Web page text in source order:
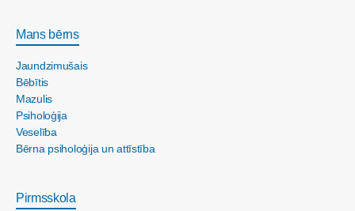
Mans bērns
Jaundzimušais
Bēbītis
Mazulis
Psiholoģija
Veselība
Bērna psiholoģija un attīstība
Pirmsskola